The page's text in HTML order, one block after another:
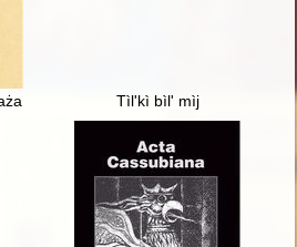
na temat powstania Klubu
Tìl'kì bìl' mìj